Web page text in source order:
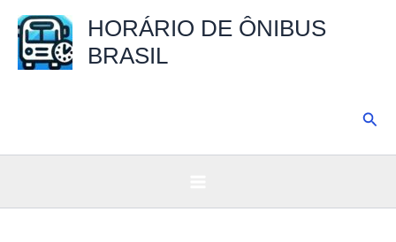
para
HORÁRIO DE ÔNIBUS
BRASIL